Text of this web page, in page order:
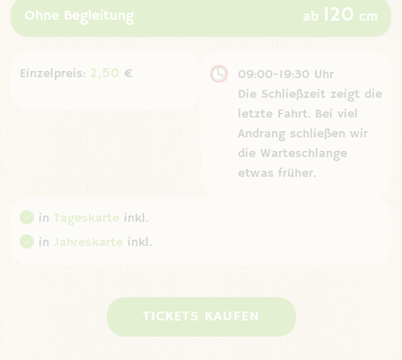
Ohne Begleitung ab 120 cm
Einzelpreis: 2,50 €
09:00-19:30 Uhr
Die Schließzeit zeigt die
letzte Fahrt. Bei viel
Andrang schließen wir
die Warteschlange
etwas früher.
in Tageskarte inkl.
in Jahreskarte inkl.
TICKETS KAUFEN